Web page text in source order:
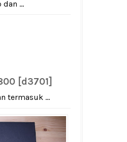
dan ...
[d3701]
termasuk ...